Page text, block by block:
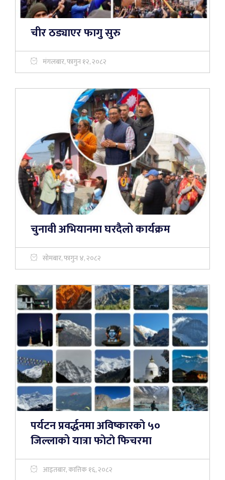
चीर ठड्याएर फागु सुरु
मंगलबार, फागुन १२, २०८२
चुनावी अभियानमा घरदैलो कार्यक्रम
सोमबार, फागुन ४, २०८२
पर्यटन प्रवर्द्धनमा अविष्कारकाे ५०
जिल्लाको यात्रा फाेटाे फिचरमा
आइतबार, कात्तिक १६, २०८२